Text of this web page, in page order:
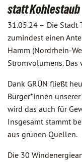
statt Kohlestaub
31.05.24 – Die Stadt
zumindest einen
Hamm (Nordrhein-
Stromvolumens. Das
Dank GRÜN fließt
Bürger*innen
wird das auch für
Insgesamt stammt
aus grünen Quellen.
Die 30